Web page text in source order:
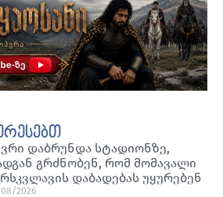
დაბრუნდა სტადიონზე,
გრძნობენ, რომ მომავალი
დაბადებას უყურებენ
2026